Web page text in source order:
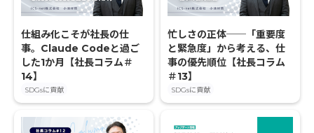
仕組み化こそが社長の仕
事。Claude Codeと過ご
した1か月【社長コラム＃
14】
SDGsに貢献
忙しさの正体──「重要度
と緊急度」から考える、仕
事の優先順位【社長コラム
＃13】
SDGsに貢献